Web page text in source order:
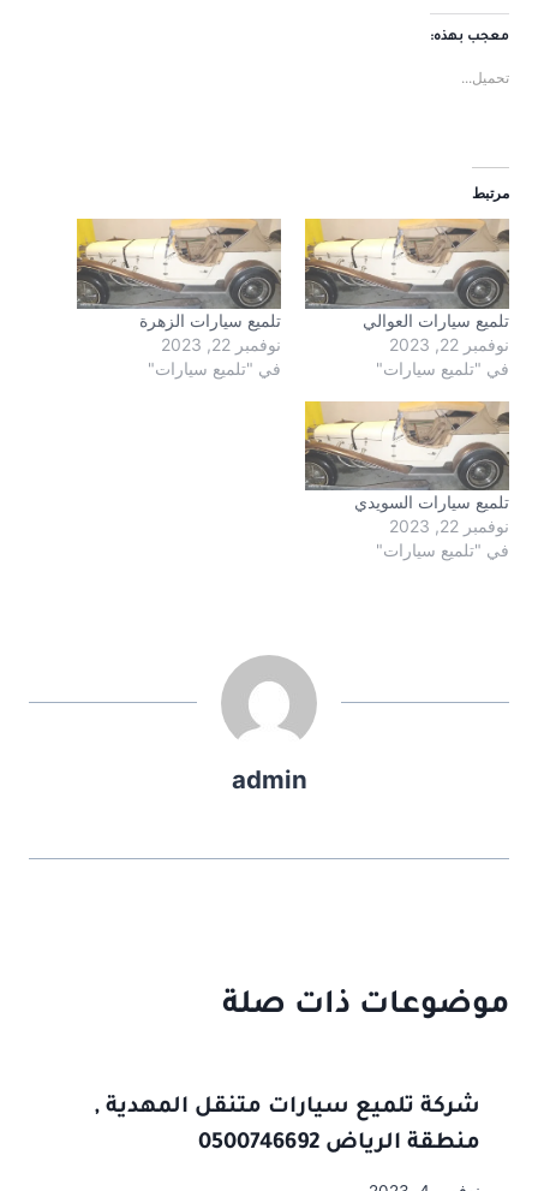
معجب بهذه:
تحميل...
مرتبط
تلميع سيارات العوالي
نوفمبر 22, 2023
في "تلميع سيارات"
تلميع سيارات الزهرة
نوفمبر 22, 2023
في "تلميع سيارات"
تلميع سيارات السويدي
نوفمبر 22, 2023
في "تلميع سيارات"
admin
موضوعات ذات صلة
شركة تلميع سيارات متنقل المهدية ,
منطقة الرياض 0500746692